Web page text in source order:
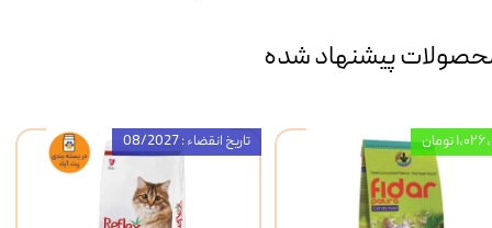
پیشنهاد شده
تاریخ انقضاء : 08/2027 تومان